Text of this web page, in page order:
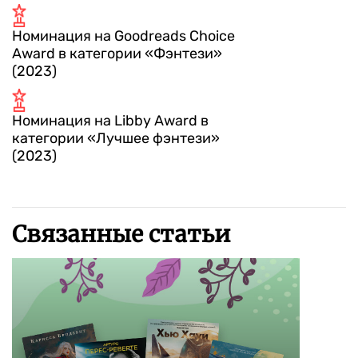
Номинация на Goodreads Choice
Award в категории «Фэнтези»
(2023)
Номинация на Libby Award в
категории «Лучшее фэнтези»
(2023)
Связанные статьи